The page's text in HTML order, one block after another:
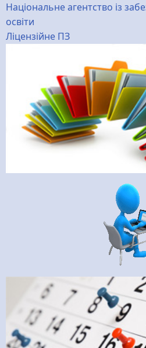
Національне агентство із
освіти
Ліцензійне ПЗ